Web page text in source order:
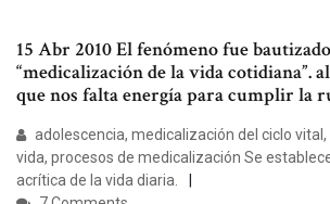
15 Abr 2010 El fenómeno fue
“medicalización de la vida cotidiana”.
que nos falta energía para cumplir la
adolescencia, medicalización del ciclo
vida, procesos de medicalización Se
acrítica de la vida diaria.